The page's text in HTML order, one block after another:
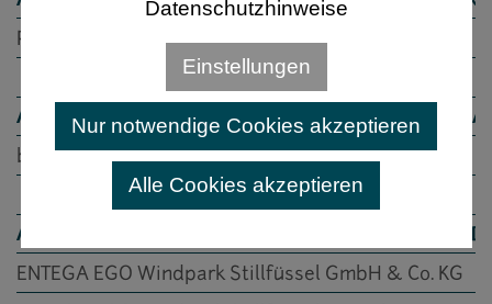
PEB Breitband GmbH & Co. KG
ANTEILSBESITZ DER ENTEGA PLUS GMBH,
bauTega GmbH
ANTEILSBESITZ DER ENTEGA REGENERATIV GMBH,
ENTEGA EGO Windpark Stillfüssel GmbH & Co. KG
Datenschutzhinweise
Einstellungen
Nur notwendige Cookies akzeptieren
Alle Cookies akzeptieren